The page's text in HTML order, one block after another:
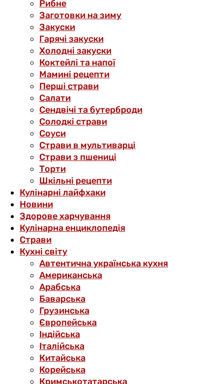
Рибне
Заготовки на зиму
Закуски
Гарячі закуски
Холодні закуски
Коктейлі та напої
Мамині рецепти
Перші страви
Салати
Сендвічі та бутерброди
Солодкі страви
Соуси
Страви в мультиварці
Страви з пшениці
Торти
Шкільні рецепти
Кулінарні лайфхаки
Новини
Здорове харчування
Кулінарна енциклопедія
Страви
Кухні світу
Автентична українська кухня
Американська
Арабська
Баварська
Грузинська
Європейська
Індійська
Італійська
Китайська
Корейська
Кримськотатарська